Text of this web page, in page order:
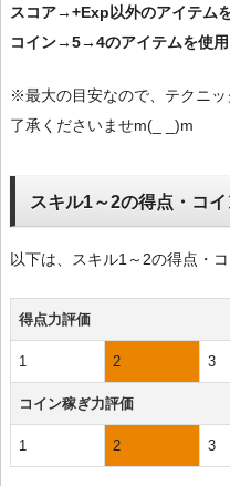
スコア→+Exp以外のアイテム
コイン→5→4のアイテムを使用
※最大の目安なので、テクニ
了承くださいませm(_ _)m
スキル1～2の得点・コ
以下は、スキル1～2の得点・コ
得点力評価
1 2 3
コイン稼ぎ力評価
1 2 3